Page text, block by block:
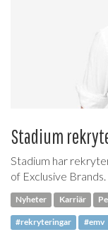
Stadium
Stadium har
of Exclusive Brands.
Nyheter Karriär
#rekryteringar #emv